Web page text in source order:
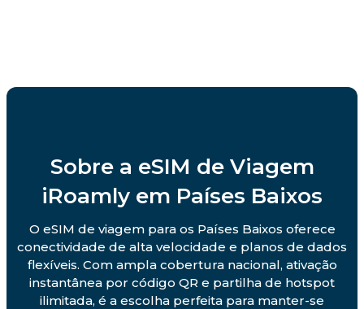
Sobre a eSIM de Viagem
iRoamly em Países Baixos
O eSIM de viagem para os Países Baixos oferece
conectividade de alta velocidade e planos de dados
flexíveis. Com ampla cobertura nacional, ativação
instantânea por código QR e partilha de hotspot
ilimitada, é a escolha perfeita para manter-se